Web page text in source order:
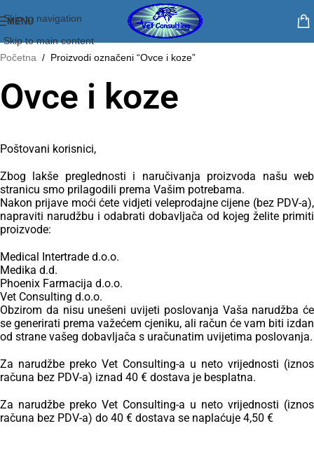
Skip to navigation
Skip to main content
MENU
Početna / Proizvodi označeni “Ovce i koze”
Ovce i koze
Poštovani korisnici,
Zbog lakše preglednosti i naručivanja proizvoda našu web
stranicu smo prilagodili prema Vašim potrebama.
Nakon prijave moći ćete vidjeti veleprodajne cijene (bez PDV-a),
napraviti narudžbu i odabrati dobavljača od kojeg želite primiti
proizvode:
Medical Intertrade d.o.o.
Medika d.d.
Phoenix Farmacija d.o.o.
Vet Consulting d.o.o.
Obzirom da nisu unešeni uvijeti poslovanja Vaša narudžba će
se generirati prema važećem cjeniku, ali račun će vam biti izdan
od strane vašeg dobavljača s uračunatim uvijetima poslovanja.
Za narudžbe preko Vet Consulting-a u neto vrijednosti (iznos
računa bez PDV-a) iznad 40 € dostava je besplatna.
Za narudžbe preko Vet Consulting-a u neto vrijednosti (iznos
računa bez PDV-a) do 40 € dostava se naplaćuje 4,50 €